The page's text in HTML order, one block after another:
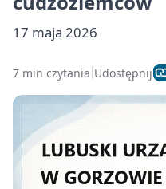
17 maja 2026
7 min czytania Udostępnij